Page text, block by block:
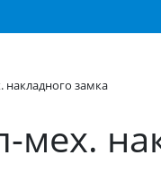
накладного замка
мех.